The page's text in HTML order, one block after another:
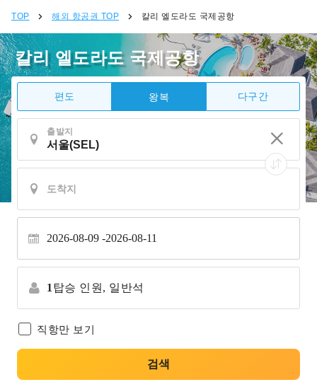
TOP 해외 항공권 TOP 칼리 엘도라도 국제공항
칼리 엘도라도 국제공항
편도 왕복 다구간
출발지
2026-08-09 2026-08-11
1 탑승 인원, 일반석
직항만 보기
검색